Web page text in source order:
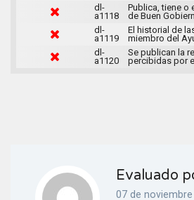
dl-
a1118
Publica, tiene o
de Buen
dl-
a1119
El historial de
miembro del
dl-
a1120
Se publican la
percibidas por
Evaluado
07 de